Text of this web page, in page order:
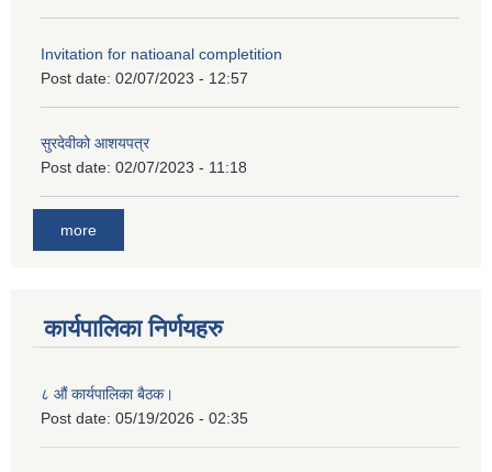
Invitation for natioanal completition
Post date: 02/07/2023 - 12:57
सुरदेवीको आशयपत्र
Post date: 02/07/2023 - 11:18
more
कार्यपालिका निर्णयहरु
८ औं कार्यपालिका बैठक।
Post date: 05/19/2026 - 02:35